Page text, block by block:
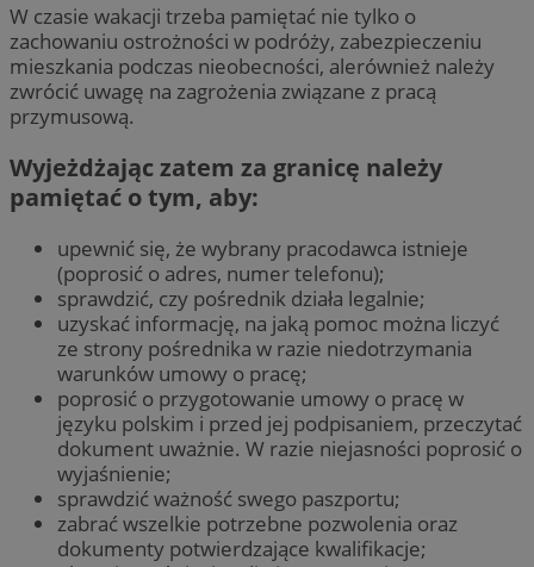
W czasie wakacji trzeba pamiętać nie tylko o
zachowaniu ostrożności w podróży, zabezpieczeniu
mieszkania podczas nieobecności, alerównież należy
zwrócić uwagę na zagrożenia związane z pracą
przymusową.
Wyjeżdżając zatem za granicę należy
pamiętać o tym, aby:
upewnić się, że wybrany pracodawca istnieje
(poprosić o adres, numer telefonu);
sprawdzić, czy pośrednik działa legalnie;
uzyskać informację, na jaką pomoc można liczyć
ze strony pośrednika w razie niedotrzymania
warunków umowy o pracę;
poprosić o przygotowanie umowy o pracę w
języku polskim i przed jej podpisaniem, przeczytać
dokument uważnie. W razie niejasności poprosić o
wyjaśnienie;
sprawdzić ważność swego paszportu;
zabrać wszelkie potrzebne pozwolenia oraz
dokumenty potwierdzające kwalifikacje;